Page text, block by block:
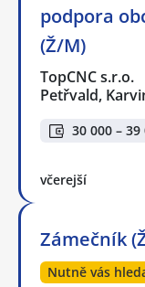
podpora
(Ž/M)
TopCNC s.r.o.
Petřvald,
30 000 – 39
včerejší
Zámečník
Nutně vás